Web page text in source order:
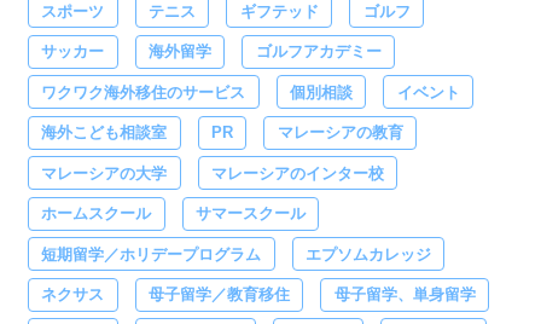
スポーツ テニス ギフテッド ゴルフ
サッカー 海外留学 ゴルフアカデミー
ワクワク海外移住のサービス 個別相談 イベント
海外こども相談室 PR マレーシアの教育
マレーシアの大学 マレーシアのインター校
ホームスクール サマースクール
短期留学／ホリデープログラム エプソムカレッジ
ネクサス 母子留学／教育移住 母子留学、単身留学